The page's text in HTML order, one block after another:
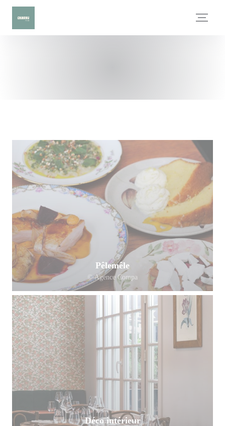
Painel de Gerenciamento de Cookies
Pêlemêle
© Agence Compa
Déco intérieur